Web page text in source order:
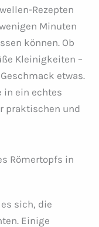
Rezepten
Minuten
können. Ob
Kleinigkeiten –
etwas.
in ein echtes
praktischen und
Römertopfs in
sich, die
Einige